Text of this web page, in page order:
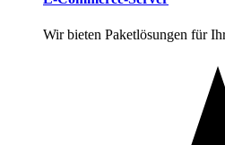
Wir bieten Paketlösungen für